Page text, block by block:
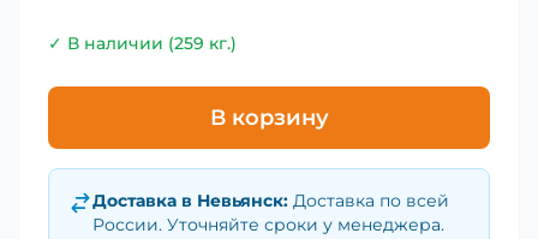
✓ В наличии (259 кг.)
В корзину
Доставка в Невьянск: Доставка по всей
России. Уточняйте сроки у менеджера.